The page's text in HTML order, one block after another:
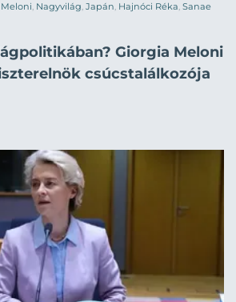
, Nagyvilág, Japán, Hajnóci Réka, Sanae
Giorgia Meloni
csúcstalálkozója